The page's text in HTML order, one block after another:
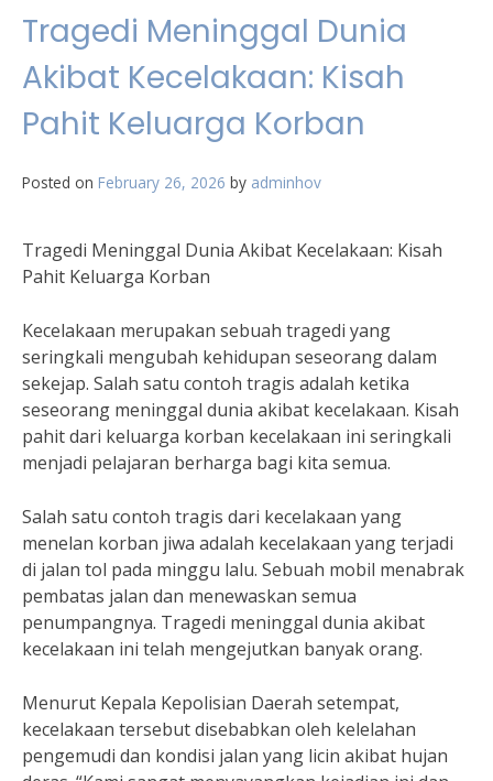
Tragedi Meninggal Dunia
Akibat Kecelakaan: Kisah
Pahit Keluarga Korban
Posted on February 26, 2026 by adminhov
Tragedi Meninggal Dunia Akibat Kecelakaan: Kisah
Pahit Keluarga Korban
Kecelakaan merupakan sebuah tragedi yang
seringkali mengubah kehidupan seseorang dalam
sekejap. Salah satu contoh tragis adalah ketika
seseorang meninggal dunia akibat kecelakaan. Kisah
pahit dari keluarga korban kecelakaan ini seringkali
menjadi pelajaran berharga bagi kita semua.
Salah satu contoh tragis dari kecelakaan yang
menelan korban jiwa adalah kecelakaan yang terjadi
di jalan tol pada minggu lalu. Sebuah mobil menabrak
pembatas jalan dan menewaskan semua
penumpangnya. Tragedi meninggal dunia akibat
kecelakaan ini telah mengejutkan banyak orang.
Menurut Kepala Kepolisian Daerah setempat,
kecelakaan tersebut disebabkan oleh kelelahan
pengemudi dan kondisi jalan yang licin akibat hujan